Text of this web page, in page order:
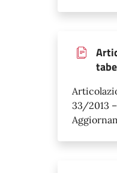
33/2013